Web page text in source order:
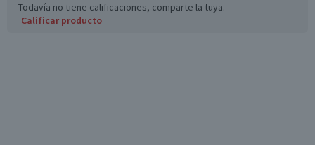
Todavía no tiene calificaciones, comparte la tuya.
Calificar producto